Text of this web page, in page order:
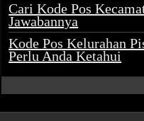
Cari Kode Pos
Jawabannya
Kode Pos Kelurahan
Perlu Anda Ketahui